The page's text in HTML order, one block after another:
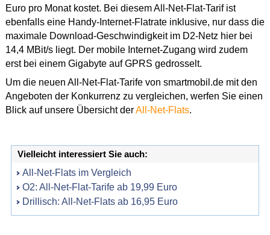
Euro pro Monat kostet. Bei diesem All-Net-Flat-Tarif ist
ebenfalls eine Handy-Internet-Flatrate inklusive, nur dass die
maximale Download-Geschwindigkeit im D2-Netz hier bei
14,4 MBit/s liegt. Der mobile Internet-Zugang wird zudem
erst bei einem Gigabyte auf GPRS gedrosselt.
Um die neuen All-Net-Flat-Tarife von smartmobil.de mit den
Angeboten der Konkurrenz zu vergleichen, werfen Sie einen
Blick auf unsere Übersicht derAll-Net-Flats.
Vielleicht interessiert Sie auch:
All-Net-Flats im Vergleich
O2: All-Net-Flat-Tarife ab 19,99 Euro
Drillisch: All-Net-Flats ab 16,95 Euro